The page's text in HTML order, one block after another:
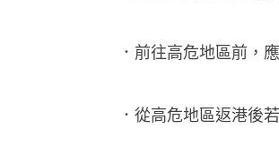
．前往高危地區前，
．從高危地區返港後